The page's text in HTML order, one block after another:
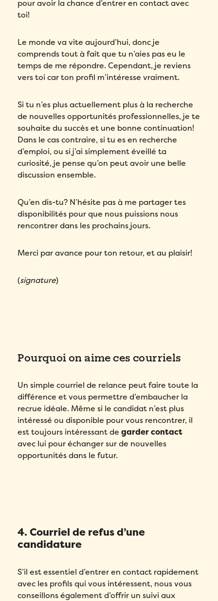
pour avoir la chance d’entrer en contact avec
toi!
Le monde va vite aujourd’hui, donc je
comprends tout à fait que tu n’aies pas eu le
temps de me répondre. Cependant, je reviens
vers toi car ton profil m’intéresse vraiment.
Si tu n’es plus actuellement plus à la recherche
de nouvelles opportunités professionnelles, je te
souhaite du succès et une bonne continuation!
Dans le cas contraire, si tu es en recherche
d’emploi, ou si j’ai simplement éveillé ta
curiosité, je pense qu’on peut avoir une belle
discussion ensemble.
Qu’en dis-tu? N’hésite pas à me partager tes
disponibilités pour que nous puissions nous
rencontrer dans les prochains jours.
Merci par avance pour ton retour, et au plaisir!
(signature)
Pourquoi on aime ces courriels
Un simple courriel de relance peut faire toute la
différence et vous permettre d’embaucher la
recrue idéale. Même si le candidat n’est plus
intéressé ou disponible pour vous rencontrer, il
est toujours intéressant degarder contact
avec lui pour échanger sur de nouvelles
opportunités dans le futur.
4. Courriel de refus d’une
candidature
S’il est essentiel d’entrer en contact rapidement
avec les profils qui vous intéressent, nous vous
conseillons également d’offrir un suivi aux